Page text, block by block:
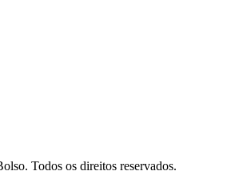
. Todos os direitos reservados.